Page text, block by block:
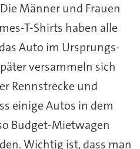
Männer und Frauen
T-Shirts haben alle
Auto im Ursprungs-
versammeln sich
Rennstrecke und
einige Autos in dem
Budget-Mietwagen
Wichtig ist, dass man